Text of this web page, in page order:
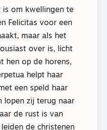
is om kwellingen te
Felicitas voor een
maar als het
over is, licht
hen op de horens,
helpt haar
een speld haar
lopen zij terug naar
de rust is van
de christenen